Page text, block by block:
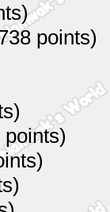
points)
points)